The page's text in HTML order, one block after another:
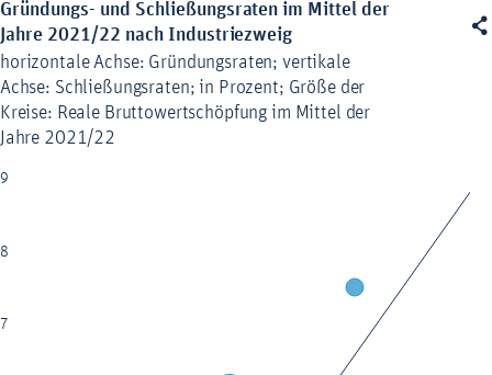

Gründungs- und Schließungsraten im Mittel der Jahre 2021/22 nach
Combination chart with 3 data series.
horizontale Achse: Gründungsraten; vertikale Achse:
The chart has 1 X axis displaying values. Data ranges from 0 to 9.
The chart has 1 Y axis displaying values. Data ranges from 0.1 to
Gründungs- und Schließungsraten im Mittel der
Jahre 2021/22 nach Industriezweig
horizontale Achse: Gründungsraten; vertikale
Achse: Schließungsraten; in Prozent; Größe der
Kreise: Reale Bruttowertschöpfung im Mittel der
Jahre 2021/22
7
8
9